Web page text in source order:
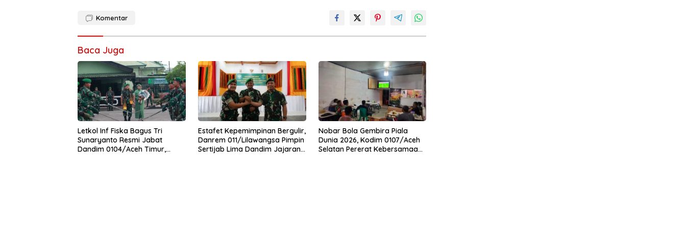
Komentar
Baca Juga
Letkol Inf Fiska Bagus Tri
Sunaryanto Resmi Jabat
Dandim 0104/Aceh Timur,
Estafet Kepemimpinan Bergulir,
Danrem 011/Lilawangsa Pimpin
Sertijab Lima Dandim Jajaran
Nobar Bola Gembira Piala
Dunia 2026, Kodim 0107/Aceh
Selatan Pererat Kebersamaan